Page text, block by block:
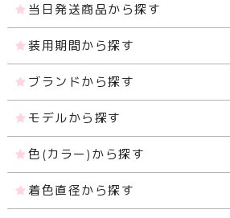
当日発送商品から探す
装用期間から探す
ブランドから探す
モデルから探す
色(カラー)から探す
着色直径から探す